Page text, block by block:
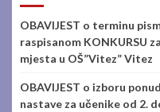
OBAVIJEST o terminu
raspisanom KONKURSU
mjesta u OŠ”Vitez” Vitez
OBAVIJEST o izboru
nastave za učenike od 2.